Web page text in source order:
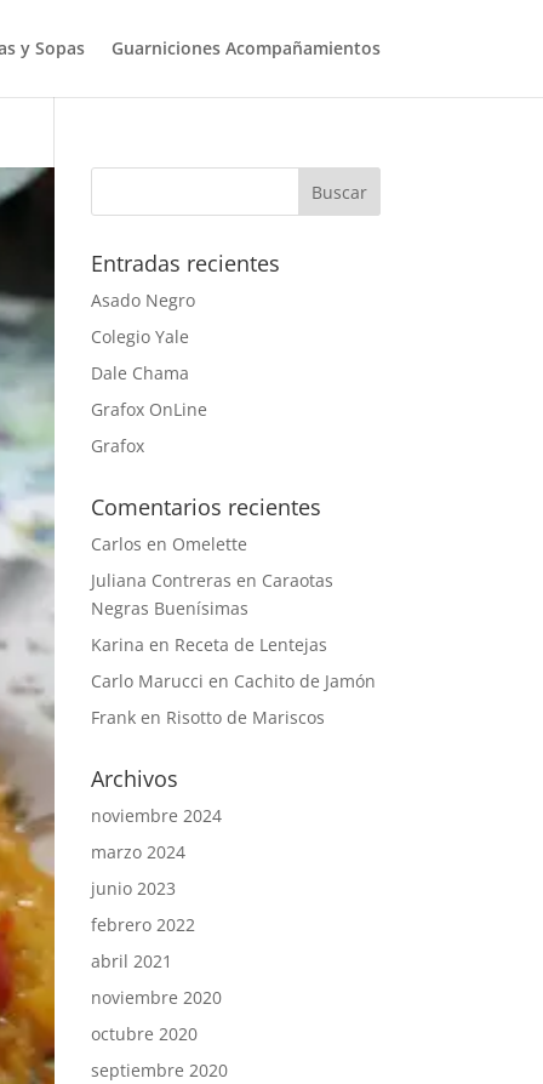
y Sopas Guarniciones Acompañamientos
Entradas recientes
Asado Negro
Colegio Yale
Dale Chama
Grafox OnLine
Grafox
Comentarios recientes
Carlos en Omelette
Juliana Contreras en Caraotas
Negras Buenísimas
Karina en Receta de Lentejas
Carlo Marucci en Cachito de Jamón
Franken Risotto de Mariscos
Archivos
noviembre 2024
marzo 2024
junio 2023
febrero 2022
abril 2021
noviembre 2020
octubre 2020
septiembre 2020